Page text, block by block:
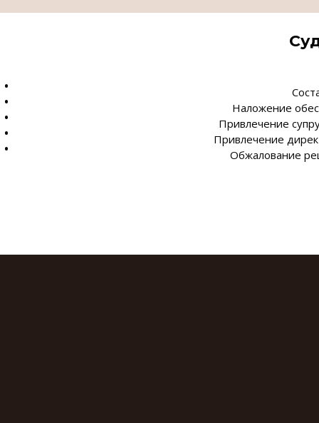
Наложение
Привлечение
Привлечение
Обжалование